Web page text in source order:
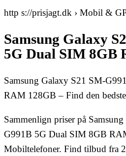
http s://prisjagt.dk › Mobil &
Samsung Galaxy
5G Dual SIM 8GB
Samsung Galaxy S21 SM-
RAM 128GB – Find den
Sammenlign priser på
G991B 5G Dual SIM 8GB
Mobiltelefoner. Find tilbud fra